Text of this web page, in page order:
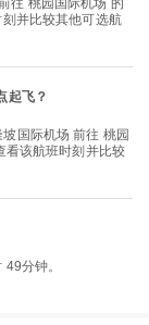
并比较其他可选航
起飞？
看该航班时刻并比较
分钟。